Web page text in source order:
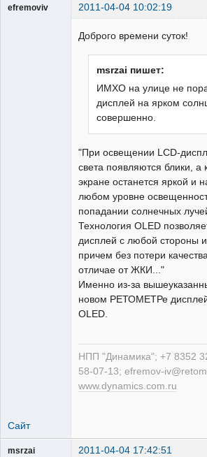
efremoviv 2011-04-04 10:02:19
Доброго времени суток!
msrzai пишет:
ИМХО на улице не
дисплей на ярком
совершенно.
"При освещении LCD-
света появляются блики, а
экране останется яркой и
любом уровне
попадании солнечных
Технология OLED
дисплей с любой стороны
причем без потери
отличае от ЖКИ..."
Именно из-за
новом РЕТОМЕТРе
OLED.
НПП "Динамика"; +7 8352
58-07-13; efremov-
www.dynamics.com.ru
Сайт
msrzai 2011-04-04 17:42:51